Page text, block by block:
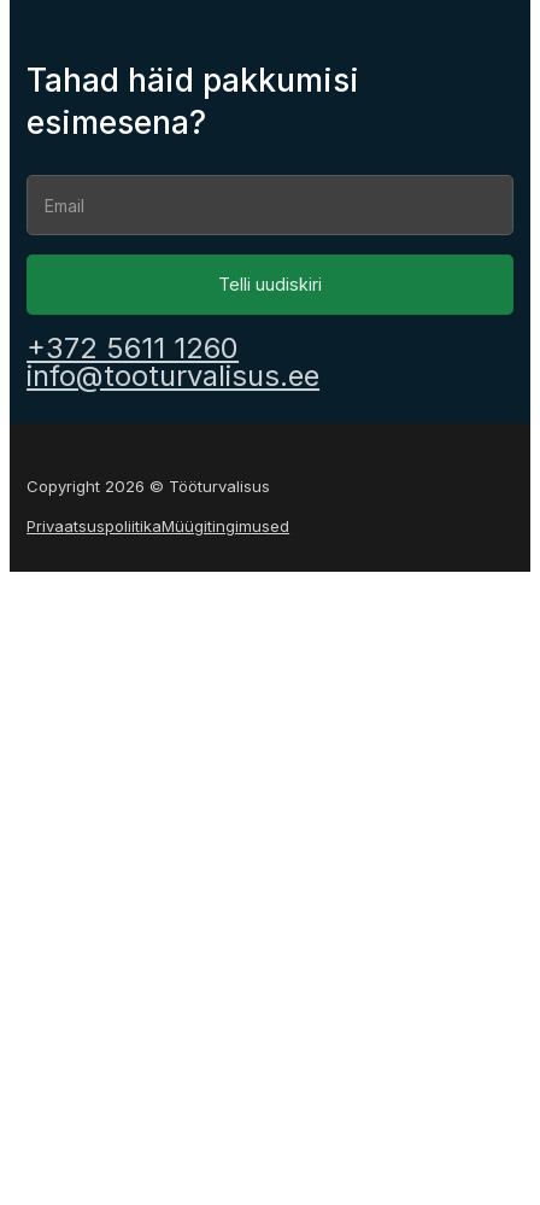
Tahad häid pakkumisi
esimesena?
Section
Telli uudiskiri
+372 5611 1260
info@tooturvalisus.ee
Copyright 2026 © Tööturvalisus
PrivaatsuspoliitikaMüügitingimused